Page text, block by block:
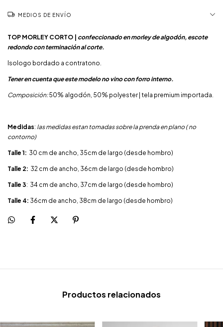
MEDIOS DE ENVÍO
TOP MORLEY CORTO | confeccionado en morley de algodón, escote
redondo con terminación al corte.
Isologo bordado a contratono.
Tener en cuenta que este modelo no vino con forro interno.
Composición:50% algodón, 50% polyester | tela premium importada.
Medidas: las medidas estan tomadas sobre la prenda en plano ( no
contorno)
Talle 1: 30 cm de ancho, 35cm de largo (desde hombro)
Talle 2: 32 cm de ancho, 36cm de largo (desde hombro)
Talle 3: 34 cm de ancho, 37cm de largo (desde hombro)
Talle 4: 36cm de ancho, 38cm de largo (desde hombro)
Productos relacionados